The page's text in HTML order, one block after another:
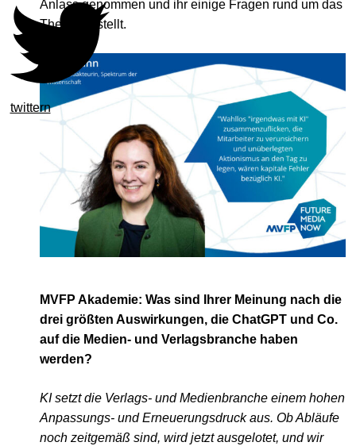
twittern
Anlass genommen und ihr einige Fragen rund um das
Thema gestellt.
MVFP Akademie: Was sind Ihrer Meinung nach die
drei größten Auswirkungen, die ChatGPT und Co.
auf die Medien- und Verlagsbranche haben
werden?
KI setzt die Verlags- und Medienbranche einem hohen
Anpassungs- und Erneuerungsdruck aus. Ob Abläufe
noch zeitgemäß sind, wird jetzt ausgelotet, und wir